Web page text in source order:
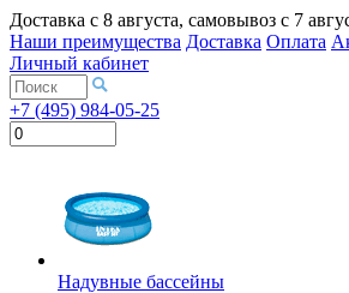
Доставка с 8 августа, самовывоз с 7
Наши преимущества Доставка Оплата
Личный кабинет
+7 (495) 984-05-25
Надувные бассейны